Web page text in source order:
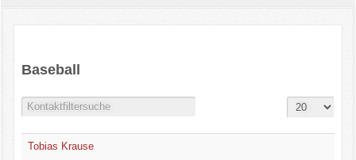
Kinderschutz
Sparten
Events
Baseball
Gesperrt Filter Field Anzeige #
Tobias Krause